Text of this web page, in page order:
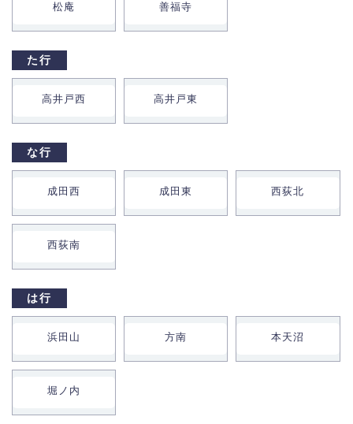
松庵 善福寺
た行
高井戸西 高井戸東
な行
成田西 成田東 西荻北
西荻南
は行
浜田山 方南 本天沼
堀ノ内